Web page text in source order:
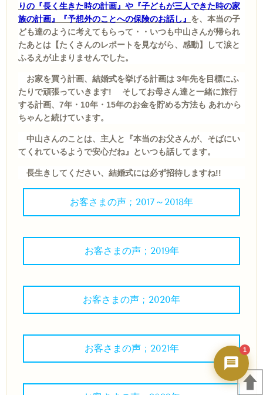
りの『長く生きた時の計画』や『子どもが三人できた時の家
族の計画』『予想外のことへの保険のお話し』 を、本当の子
ども達のように考えてもらって・・いつも中山さんが帰られ
たあとは【たくさんのレポートを見ながら、感動】して涙と
ふるえが止まりませんでした。
お家を買う計画、結婚式を挙げる計画は 3年先を目標にふ
たりで頑張っていきます! そしてお母さん達と一緒に旅行
する計画、7年・10年・15年のお金を貯める方法も あれから
ちゃんと続けています。
中山さんのことは、主人と『本当のお父さんが、そばにい
てくれているようで安心だね』といつも話してます。
長生きしてください、結婚式には必ず招待しますね!!
お客さまの声 ; 2017～2018年
お客さまの声 ; 2019年
お客さまの声 ; 2020年
お客さまの声 ; 2021年 1
秀ちゃんAI